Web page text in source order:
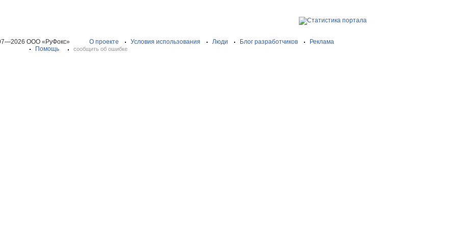
ООО «РуФокс» О проекте Условия использования Люди Блог разработчиков
Реклама
Помощь
сообщить об ошибке